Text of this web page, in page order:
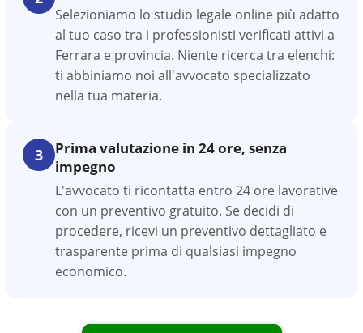
Selezioniamo lo studio legale online più adatto
al tuo caso tra i professionisti verificati attivi a
Ferrara e provincia. Niente ricerca tra elenchi:
ti abbiniamo noi all'avvocato specializzato
nella tua materia.
3
Prima valutazione in 24 ore, senza
impegno
L'avvocato ti ricontatta entro 24 ore lavorative
con un preventivo gratuito. Se decidi di
procedere, ricevi un preventivo dettagliato e
trasparente prima di qualsiasi impegno
economico.